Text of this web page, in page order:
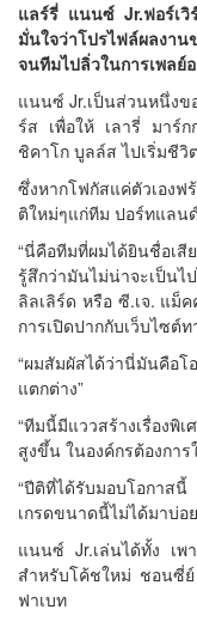
แลร์รี่ แนนซ์Jr.ฟอร์เ
มั่นใจว่าโปรไฟล์ผลงาน
จนทีมไปลิ่วในการเพลย์
แนนซ์ Jr.เป็นส่วนหนึ่งข
ร์ส เพื่อให้ เลารี่ มาร์
ชิคาโก บูลล์ส ไปเริ่มชี
ซึ่งหากโฟกัสแค่ตัวเอง
ติใหม่ๆแก่ทีม ปอร์ทแลนด์
“นี่คือทีมที่ผมได้ยินชื่อเสี
รู้สึกว่ามันไม่น่าจะเป็น
ลิลเลิร์ด หรือ ซี.เจ. แม็
การเปิดปากกับเว็บไซต์ท
“ผมสัมผัสได้ว่านี่มันคือโ
แตกต่าง”
“ทีมนี้มีแววสร้างเรื่องพิ
สูงขึ้น ในองค์กรต้องกา
“ปีติที่ได้รับมอบโอกาส
เกรดขนาดนี้ไม่ได้มาบ่อ
แนนซ์ Jr.เล่นได้ทั้ง เพ
สำหรับโค้ชใหม่ ชอนซี่
ฟาเบท